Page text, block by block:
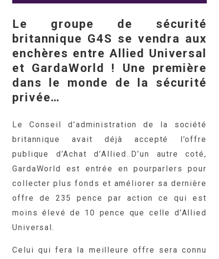
Le groupe de sécurité
britannique G4S se vendra aux
enchères entre Allied Universal
et GardaWorld ! Une première
dans le monde de la sécurité
privée…
Le Conseil d’administration de la société
britannique avait déjà accepté l’offre
publique d’Achat d’Allied..D’un autre coté,
GardaWorld est entrée en pourparlers pour
collecter plus fonds et améliorer sa dernière
offre de 235 pence par action ce qui est
moins élevé de 10 pence que celle d’Allied
Universal.
Celui qui fera la meilleure offre sera connu